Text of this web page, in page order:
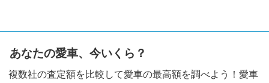
あなたの愛車、今いくら？
複数社の査定額を比較して愛車の最高額を調べよう！愛車